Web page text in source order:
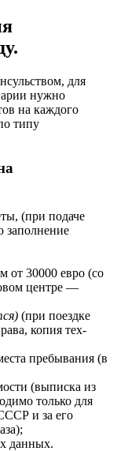
для
нужно
на каждого
типу
(при подаче
заполнение
от 30000 евро (со
центре —
(при поездке
копия тех-
пребывания (в
(выписка из
только для
и за его
данных.